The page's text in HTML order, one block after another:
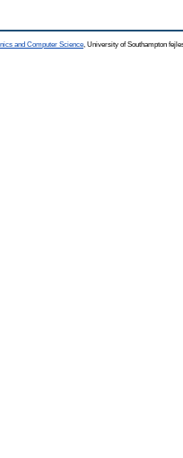
and Computer Science , University of Southampton